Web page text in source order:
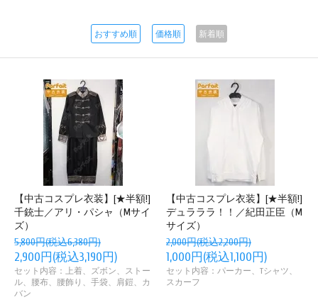
おすすめ順 価格順 新着順
【中古コスプレ衣装】[★半額!]
千銃士／アリ・パシャ（Mサイ
ズ）
5,800円(税込6,380円)
2,900円(税込3,190円)
セット内容：上着、ズボン、ストー
ル、腰布、腰飾り、手袋、肩鎧、カ
バン
【中古コスプレ衣装】[★半額!]
デュラララ！！／紀田正臣（M
サイズ）
2,000円(税込2,200円)
1,000円(税込1,100円)
セット内容：パーカー、Tシャツ、
スカーフ